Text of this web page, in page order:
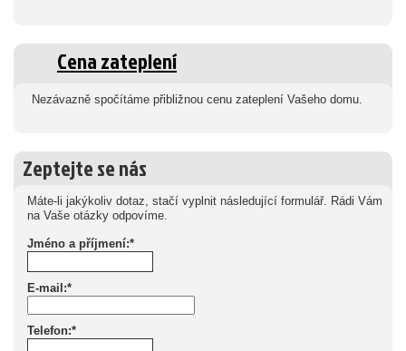
Cena zateplení
Nezávazně spočítáme přibližnou cenu zateplení Vašeho domu.
Zeptejte se nás
Máte-li jakýkoliv dotaz, stačí vyplnit následující formulář. Rádi Vám
na Vaše otázky odpovíme.
Jméno a příjmení:*
E-mail:*
Telefon:*